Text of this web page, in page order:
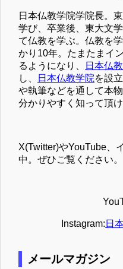
日本仏教学院学院長。
学び、卒業後、東大文
て仏教を学ぶ。仏教を
かり10年。たまたまイ
るようになり、
日本仏
し、
日本仏教学院を設
や執筆などを通して本
分かりやすく知って頂け
X(Twitter)やYouTube、
中。ぜひご覧ください。
Instagram: 日
メールマガジン